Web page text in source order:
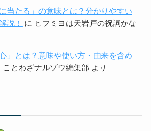
当たる」の意味とは？分かりやすい
説！
に ヒフミヨは天岩戸の祝詞かな
」とは？意味や使い方・由来を含め
ことわざナルゾウ編集部 より